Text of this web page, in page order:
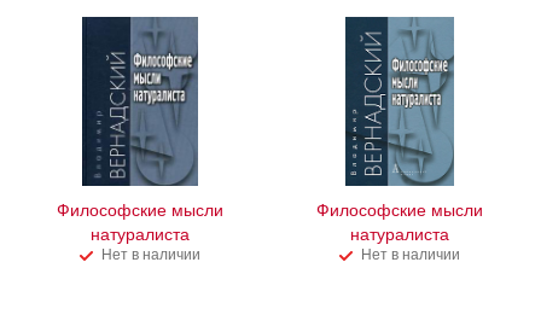
Философские мысли
натуралиста
Нет в наличии
Философские мысли
натуралиста
Нет в наличии